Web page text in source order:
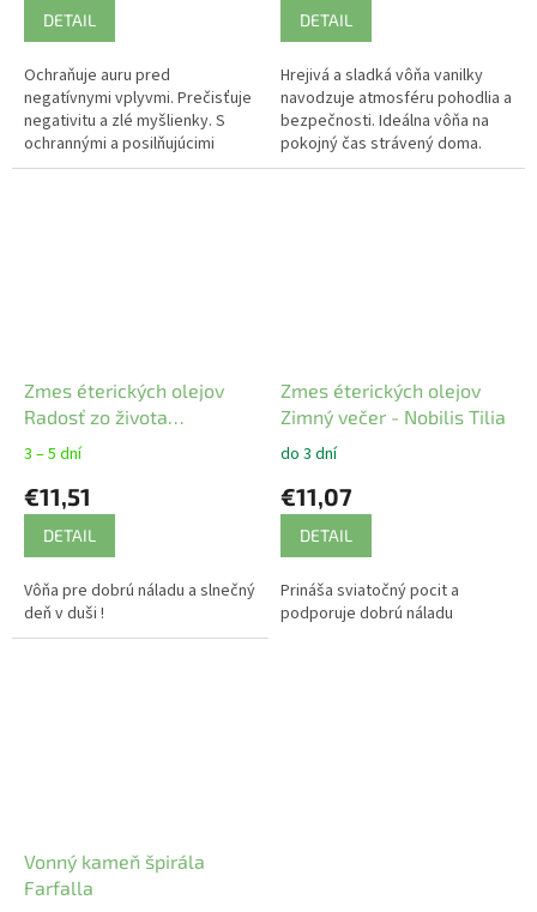
DETAIL
Ochraňuje auru pred
negatívnymi vplyvmi. Prečisťuje
negativitu a zlé myšlienky. S
ochrannými a posilňujúcimi
éterickými olejmi.
DETAIL
Hrejivá a sladká vôňa vanilky
navodzuje atmosféru pohodlia a
bezpečnosti. Ideálna vôňa na
pokojný čas strávený doma.
Zmes éterických olejov
Radosť zo života
bergamot Farfalla 5 ml
3 – 5 dní
€11,51
DETAIL
Vôňa pre dobrú náladu a slnečný
deň v duši !
Zmes éterických olejov
Zimný večer - Nobilis Tilia
do 3 dní
€11,07
DETAIL
Prináša sviatočný pocit a
podporuje dobrú náladu
Vonný kameň špirála
Farfalla